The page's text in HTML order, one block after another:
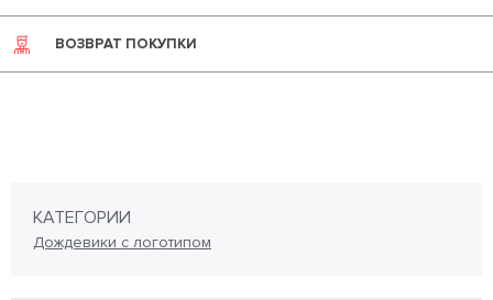
ВОЗВРАТ ПОКУПКИ
КАТЕГОРИИ
Дождевики с логотипом